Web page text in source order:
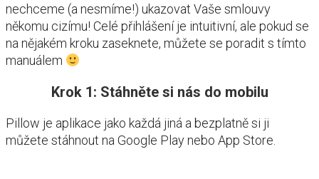
nechceme (a nesmíme!) ukazovat Vaše smlouvy
někomu cizímu! Celé přihlášení je intuitivní, ale pokud se
na nějakém kroku zaseknete, můžete se poradit s tímto
manuálem
Krok 1: Stáhněte si nás do mobilu
Pillow je aplikace jako každá jiná a bezplatně si ji
můžete stáhnout na Google Play nebo App Store.